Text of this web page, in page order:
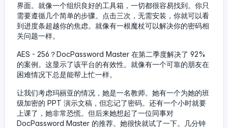
界面。就像一个组织良好的工具箱，一切都很容易找到。你只
需要遵循几个简单的步骤。点击三次，无需安装，你就可以看
到进度条超越你的焦虑。就像有一根魔杖可以解决你的密码相
关问题一样。
AES - 256？DocPassword Master 在第二季度解决了 92%
的案例。这显示了该平台的有效性。就像有一个可靠的朋友在
困难情况下总是能帮上忙一样。
让我们考虑玛丽亚的情况，她是一名教师。她有一个为她的班
级加密的 PPT 演示文稿，但忘记了密码。还有一个小时就要
上课了，她非常恐慌。但后来她想起了一位同事对
DocPassword Master 的推荐。她很快就试了一下。几分钟